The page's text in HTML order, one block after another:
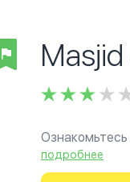
Masjid
Ознакомьтесь
фотографиях
начинается
подробнее